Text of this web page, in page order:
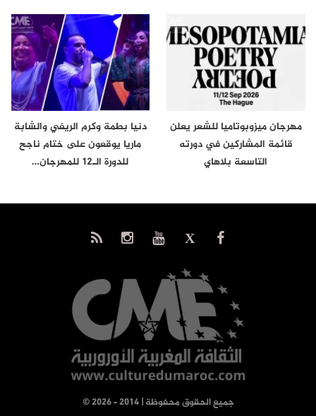
مهرجان ميزوبوتاميا للشعر يعلن
قائمة المشاركين في دورته
التاسعة بلاهاي
دنيا بطمة وكرم الريفي والشابة
ماريا يوقعون على ختام ناجح
للدورة الـ12 للمهرجان…
© جميع الحقوق محفوظة | 2014 - 2026